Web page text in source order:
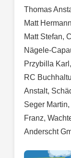
Thomas
Matt
Matt Stefan,
Nägele-
Przybilla
RC
Anstalt,
Seger
Franz,
Anderscht